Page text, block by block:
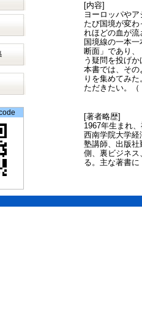
[内容]
ヨーロッパや
たび国境が変
れほどの血が流
国境線の一本
断面」であり
う疑問を投げか
本書では、そ
りを集めてみ
ただきたい。（
[著者略歴]
1967年生まれ、
西南学院大学経
塾講師、出版社
側、裏ビジネ
る。主な著書に